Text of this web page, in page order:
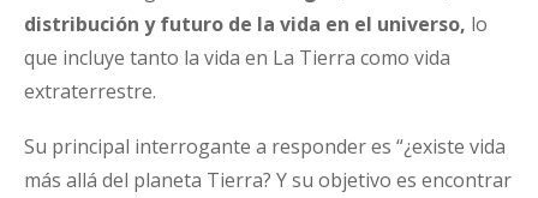
distribución y futuro de la vida en el universo, lo
que incluye tanto la vida en La Tierra como vida
extraterrestre.
Su principal interrogante a responder es “¿existe vida
más allá del planeta Tierra? Y su objetivo es encontrar